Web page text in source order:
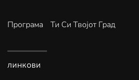
Програма Ти Си Твојот Град
ЛИНКОВИ